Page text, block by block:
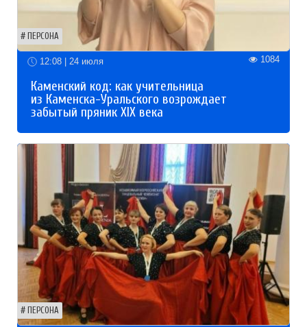
ПЕРСОНА
12:08 | 24 июля 1084
Каменский код: как учительница
из Каменска-Уральского возрождает
забытый пряник XIX века
ПЕРСОНА